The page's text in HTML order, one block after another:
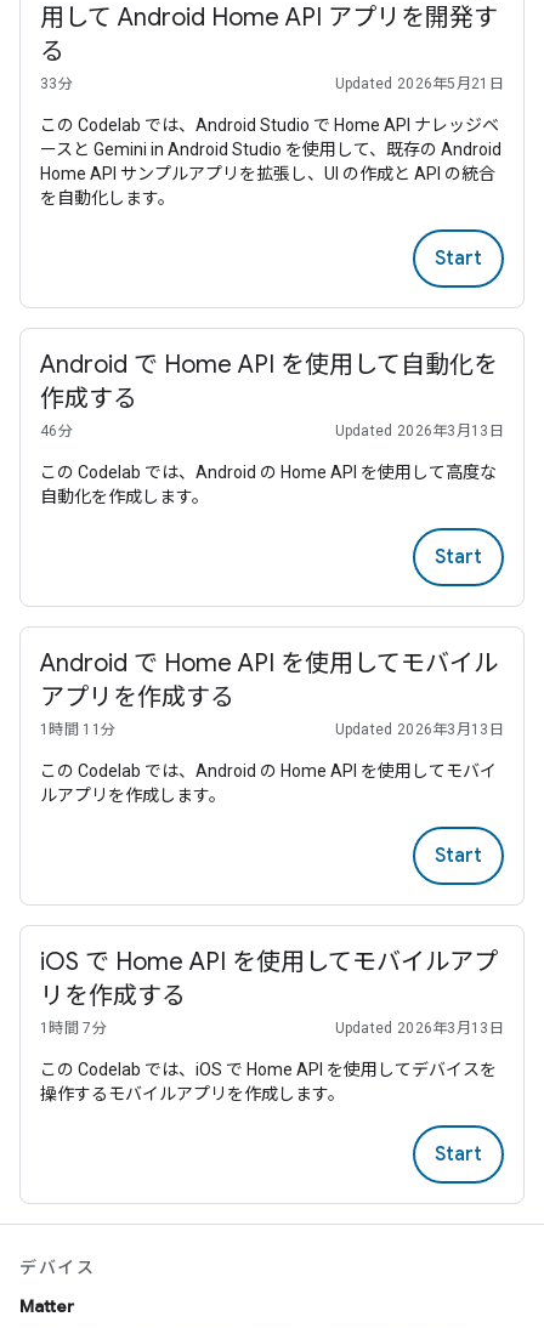
用して Android Home API アプリを開発す
る
33分 Updated 2026年5月21日
この Codelab では、Android Studio で Home API ナレッジベ
ースと Gemini in Android Studio を使用して、既存の Android
Home API サンプルアプリを拡張し、UI の作成と API の統合
を自動化します。
Start
Android で Home API を使用して自動化を
作成する
46分 Updated 2026年3月13日
この Codelab では、Android の Home API を使用して高度な
自動化を作成します。
Start
Android で Home API を使用してモバイル
アプリを作成する
1時間 11分 Updated 2026年3月13日
この Codelab では、Android の Home API を使用してモバイ
ルアプリを作成します。
Start
iOS で Home API を使用してモバイルアプ
リを作成する
1時間 7分 Updated 2026年3月13日
この Codelab では、iOS で Home API を使用してデバイスを
操作するモバイルアプリを作成します。
Start
デバイス
Matter